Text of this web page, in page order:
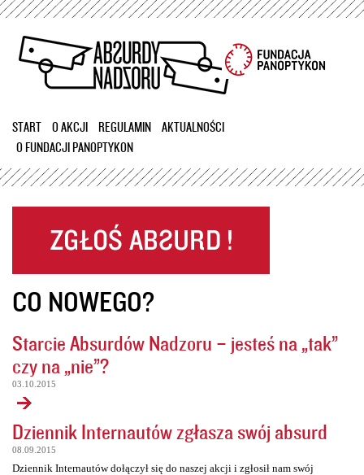
Przejdź
treści
START O AKCJI REGULAMIN
AKTUALNOŚCI
O FUNDACJI PANOPTYKON
CO NOWEGO?
Starcie Absurdów Nadzoru – jesteś na „tak”
czy na „nie”?
03.10.2015
Dziennik Internautów zgłasza swój absurd
08.09.2015
Dziennik Internautów dołączył się do naszej akcji i zgłosił nam swój